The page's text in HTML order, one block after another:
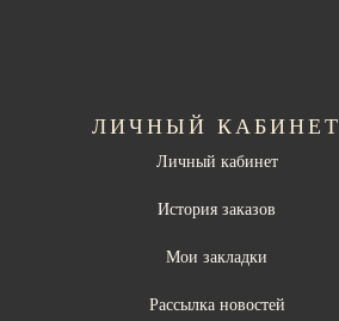
ЛИЧНЫЙ КАБИНЕТ
Личный кабинет
История заказов
Мои закладки
Рассылка новостей